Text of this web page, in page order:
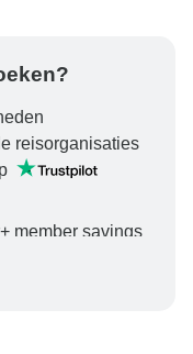
reisorganisaties
member savings
ervoor te zorgen